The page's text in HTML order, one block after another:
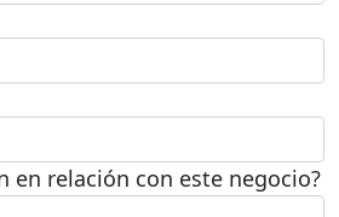
en relación con este negocio?